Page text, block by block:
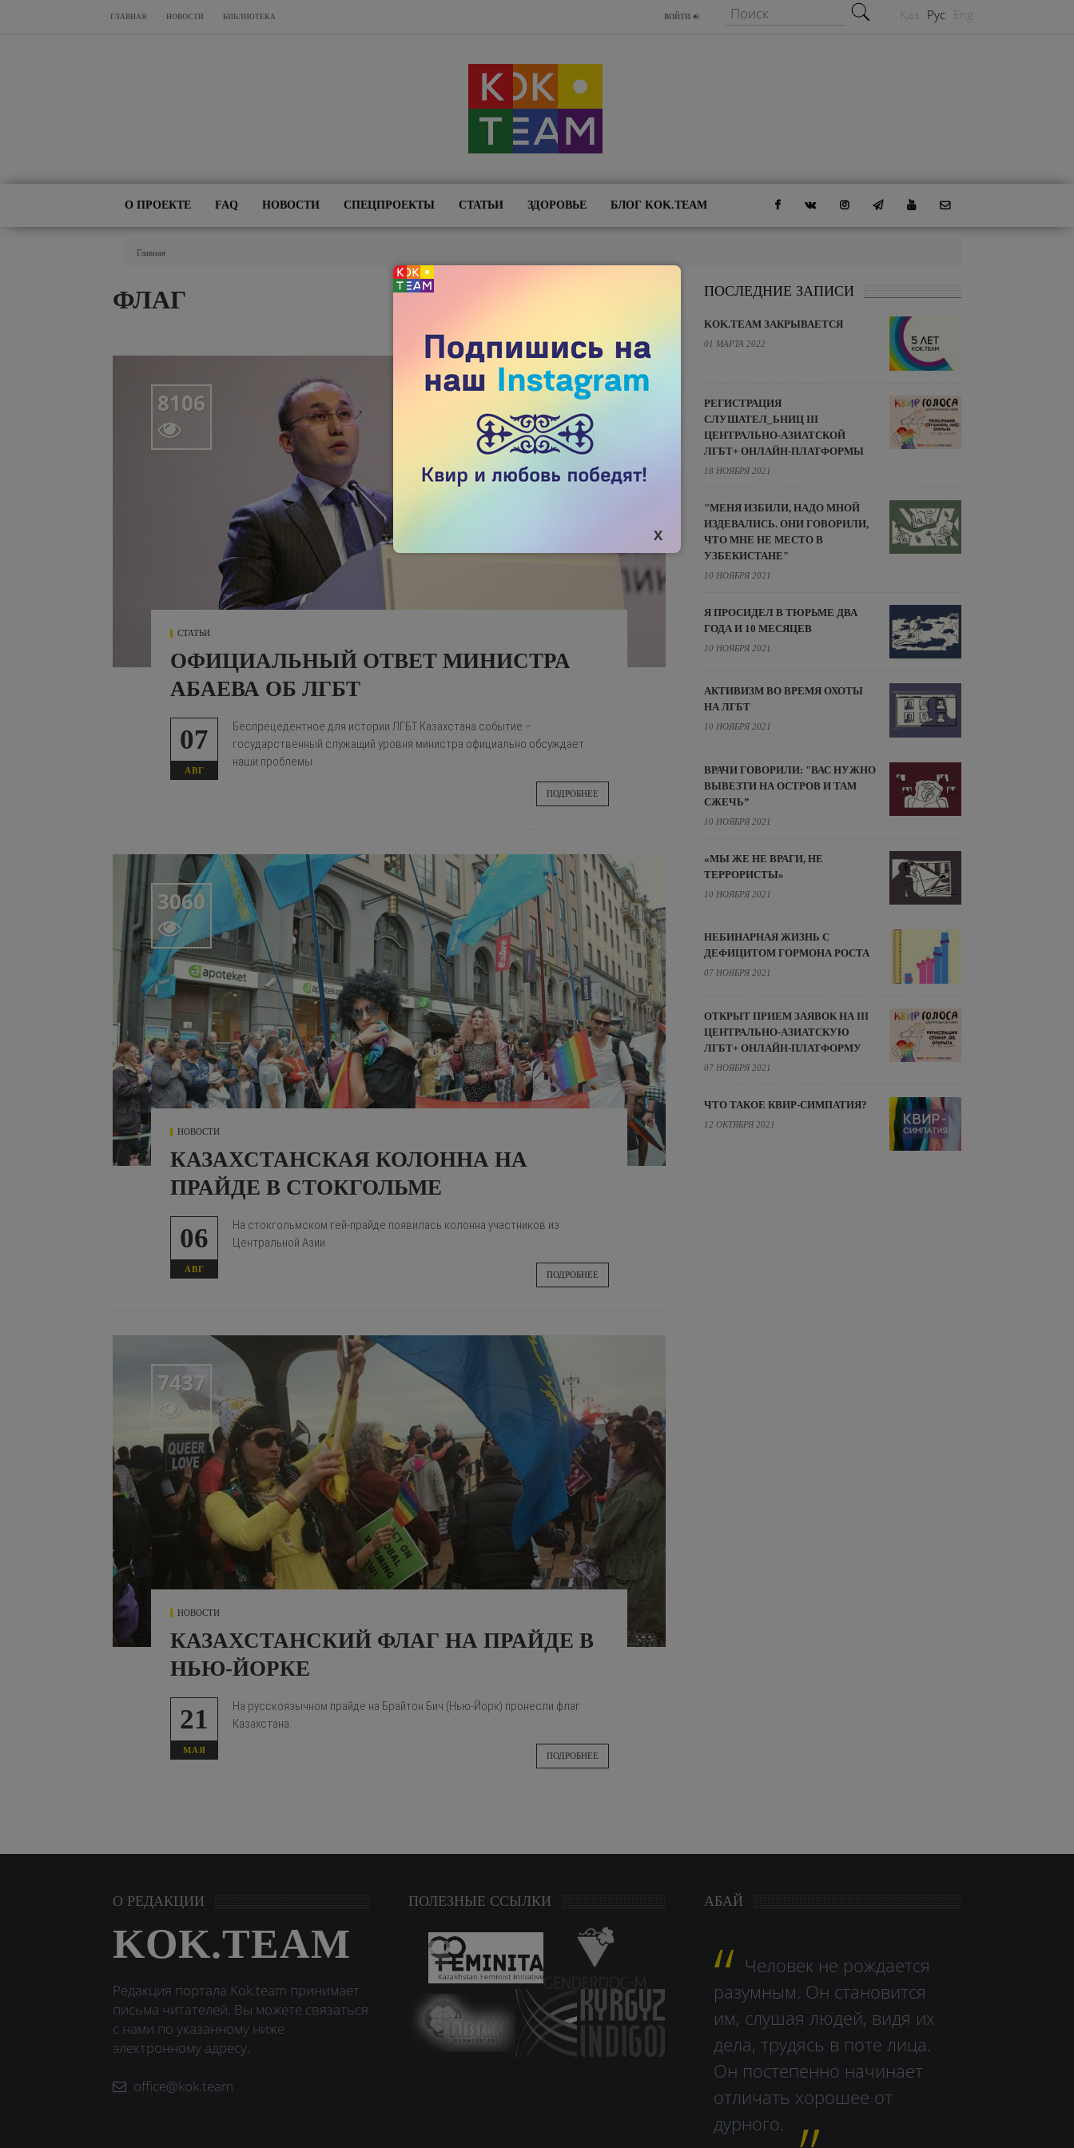
Перейти к основному содержанию
ГЛАВНАЯ НОВОСТИ БИБЛИОТЕКА ВОЙТИ
Форма поиска
Поиск Қаз Рус Eng
О ПРОЕКТЕ FAQ НОВОСТИ СПЕЦПРОЕКТЫ СТАТЬИ ЗДОРОВЬЕ БЛОГ KOK.TEAM
Главная
ФЛАГ
8106

СТАТЬИ
ОФИЦИАЛЬНЫЙ ОТВЕТ МИНИСТРА
АБАЕВА ОБ ЛГБТ
07
АВГ
Беспрецедентное для истории ЛГБТ Казахстана событие –
государственный служащий уровня министра официально обсуждает
наши проблемы.
ПОДРОБНЕЕ
3060

НОВОСТИ
КАЗАХСТАНСКАЯ КОЛОННА НА
ПРАЙДЕ В СТОКГОЛЬМЕ
06
АВГ
На стокгольмском гей-прайде появилась колонна участников из
Центральной Азии
ПОДРОБНЕЕ
7437

НОВОСТИ
КАЗАХСТАНСКИЙ ФЛАГ НА ПРАЙДЕ В
НЬЮ-ЙОРКЕ
21
МАЯ
На русскоязычном прайде на Брайтон Бич (Нью-Йорк) пронесли флаг
Казахстана.
ПОДРОБНЕЕ
ПОСЛЕДНИЕ ЗАПИСИ
KOK.TEAM ЗАКРЫВАЕТСЯ
01 МАРТА 2022
РЕГИСТРАЦИЯ
СЛУШАТЕЛ_ЬНИЦ III
ЦЕНТРАЛЬНО-АЗИАТСКОЙ
ЛГБТ+ ОНЛАЙН-ПЛАТФОРМЫ
18 НОЯБРЯ 2021
"МЕНЯ ИЗБИЛИ, НАДО МНОЙ
ИЗДЕВАЛИСЬ. ОНИ ГОВОРИЛИ,
ЧТО МНЕ НЕ МЕСТО В
УЗБЕКИСТАНЕ"
10 НОЯБРЯ 2021
Я ПРОСИДЕЛ В ТЮРЬМЕ ДВА
ГОДА И 10 МЕСЯЦЕВ
10 НОЯБРЯ 2021
АКТИВИЗМ ВО ВРЕМЯ ОХОТЫ
НА ЛГБТ
10 НОЯБРЯ 2021
ВРАЧИ ГОВОРИЛИ: "ВАС НУЖНО
ВЫВЕЗТИ НА ОСТРОВ И ТАМ
СЖЕЧЬ”
10 НОЯБРЯ 2021
«МЫ ЖЕ НЕ ВРАГИ, НЕ
ТЕРРОРИСТЫ»
10 НОЯБРЯ 2021
НЕБИНАРНАЯ ЖИЗНЬ С
ДЕФИЦИТОМ ГОРМОНА РОСТА
07 НОЯБРЯ 2021
ОТКРЫТ ПРИЕМ ЗАЯВОК НА III
ЦЕНТРАЛЬНО-АЗИАТСКУЮ
ЛГБТ+ ОНЛАЙН-ПЛАТФОРМУ
07 НОЯБРЯ 2021
ЧТО ТАКОЕ КВИР-СИМПАТИЯ?
12 ОКТЯБРЯ 2021
О РЕДАКЦИИ
KOK.TEAM
Редакция портала Kok.team принимает
письма читателей. Вы можете связаться
с нами по указанному ниже
электронному адресу.
office@kok.team
ПОЛЕЗНЫЕ ССЫЛКИ АБАЙ
Человек не рождается
разумным. Он становится
им, слушая людей, видя их
дела, тру­дясь в поте лица.
Он постепенно начинает
отличать хорошее от
дурного.